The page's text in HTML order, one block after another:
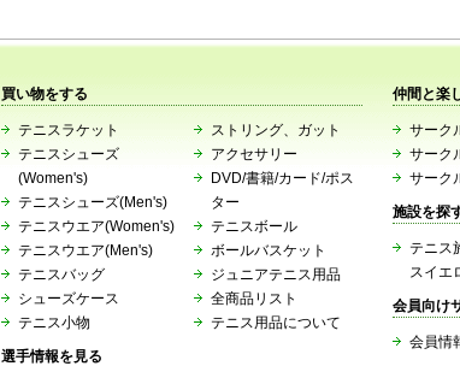
買い物をする
テニスラケット
テニスシューズ
(Women's)
テニスシューズ(Men's)
テニスウエア(Women's)
テニスウエア(Men's)
テニスバッグ
シューズケース
テニス小物
ストリング、ガット
アクセサリー
DVD/書籍/カード/ポス
ター
テニスボール
ボールバスケット
ジュニアテニス用品
全商品リスト
テニス用品について
選手情報を見る
仲間と楽
サーク
サーク
サーク
施設を探
テニス
スイエ
会員向け
会員情